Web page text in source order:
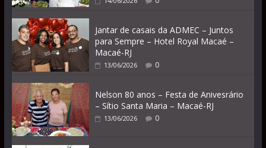
Jantar de casais da ADMEC – Juntos
para Sempre – Hotel Royal Macaé –
Macaé-RJ
13/06/2026 0
Nelson 80 anos – Festa de Anivesrário
– Sítio Santa Maria – Macaé-RJ
13/06/2026 0